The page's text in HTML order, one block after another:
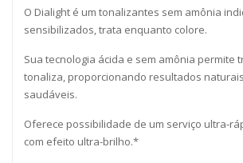
O Dialight é um tonalizantes sem amônia
sensibilizados, trata enquanto colore.
Sua tecnologia ácida e sem amônia permite
tonaliza, proporcionando resultados
saudáveis.
Oferece possibilidade de um serviço ultra-
com efeito ultra-brilho.*